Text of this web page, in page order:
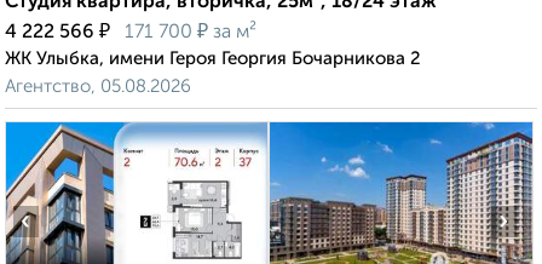
4 222 566 ₽ 171 700 ₽ за м²
ЖК Улыбка, имени Героя Георгия Бочарникова 2
Агентство, 05.08.2026
‹ ›